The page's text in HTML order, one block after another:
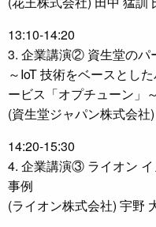
13:10-14:20
3. 企業講演② 資生堂のパ
～IoT 技術をベースとし
ービス「オプチューン」～
(資生堂ジャパン株式会社
14:20-15:30
4. 企業講演③ ライオン
事例
(ライオン株式会社) 宇野